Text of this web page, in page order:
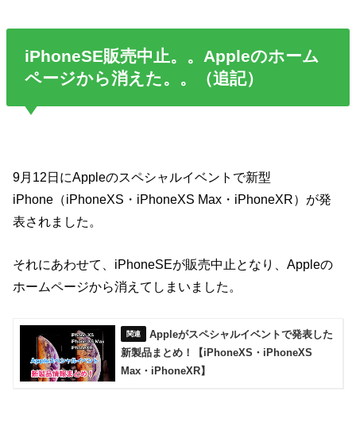
iPhoneSE販売中止。。Appleのホーム
ページから消えた。。（追記）
9月12日にAppleのスペシャルイベントで新型
iPhone（iPhoneXS・iPhoneXS Max・iPhoneXR）が発
表されました。
それにあわせて、iPhoneSEが販売中止となり、Appleの
ホームページから消えてしまいました。
Appleがスペシャルイベントで発表した
新製品まとめ！【iPhoneXS・iPhoneXS
Max・iPhoneXR】